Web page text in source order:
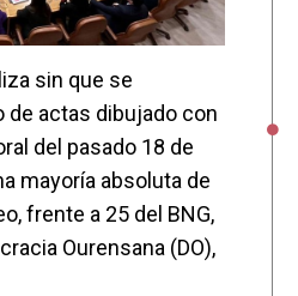
sin que se
de actas dibujado con
del pasado 18 de
mayoría absoluta de
frente a 25 del BNG,
Ourensana (DO),